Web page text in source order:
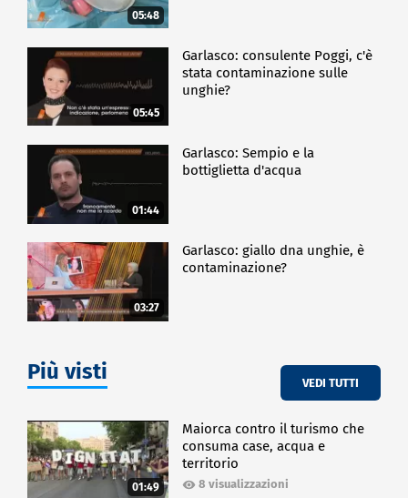
05:48
05:45
Garlasco: consulente Poggi, c'è
stata contaminazione sulle
unghie?
01:44
Garlasco: Sempio e la
bottiglietta d'acqua
03:27
Garlasco: giallo dna unghie, è
contaminazione?
Più visti VEDI TUTTI
01:49
Maiorca contro il turismo che
consuma case, acqua e
territorio
8 visualizzazioni